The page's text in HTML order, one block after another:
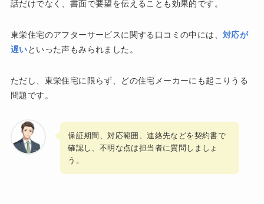
話だけでなく、書面で要望を伝えることも効果的です。
東栄住宅のアフターサービスに関する口コミの中には、 対応が
遅いといった声もみられました。
ただし、東栄住宅に限らず、どの住宅メーカーにも起こりうる
問題です。
保証期間、対応範囲、連絡先などを契約書で
確認し、不明な点は担当者に質問しましょ
う。